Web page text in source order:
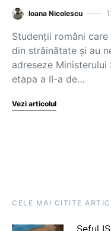
Ioana Nicolescu
Studenții români
din străinătate și au
adreseze
etapa a II-a de…
Vezi articolul
CELE MAI CITITE
Șeful